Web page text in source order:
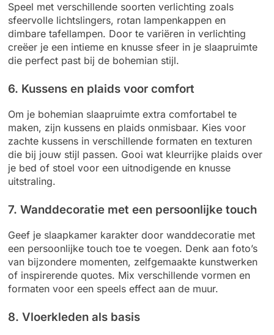
Speel met verschillende soorten verlichting zoals
sfeervolle lichtslingers, rotan lampenkappen en
dimbare tafellampen. Door te variëren in verlichting
creëer je een intieme en knusse sfeer in je slaapruimte
die perfect past bij de bohemian stijl.
6. Kussens en plaids voor comfort
Om je bohemian slaapruimte extra comfortabel te
maken, zijn kussens en plaids onmisbaar. Kies voor
zachte kussens in verschillende formaten en texturen
die bij jouw stijl passen. Gooi wat kleurrijke plaids over
je bed of stoel voor een uitnodigende en knusse
uitstraling.
7. Wanddecoratie met een persoonlijke touch
Geef je slaapkamer karakter door wanddecoratie met
een persoonlijke touch toe te voegen. Denk aan foto’s
van bijzondere momenten, zelfgemaakte kunstwerken
of inspirerende quotes. Mix verschillende vormen en
formaten voor een speels effect aan de muur.
8. Vloerkleden als basis